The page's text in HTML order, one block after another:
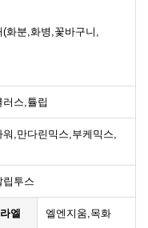
화분,화병,꽃바구니,
스,튤립
,만다린믹스,부케믹스,
립투스
엘 엘엔지움,목화